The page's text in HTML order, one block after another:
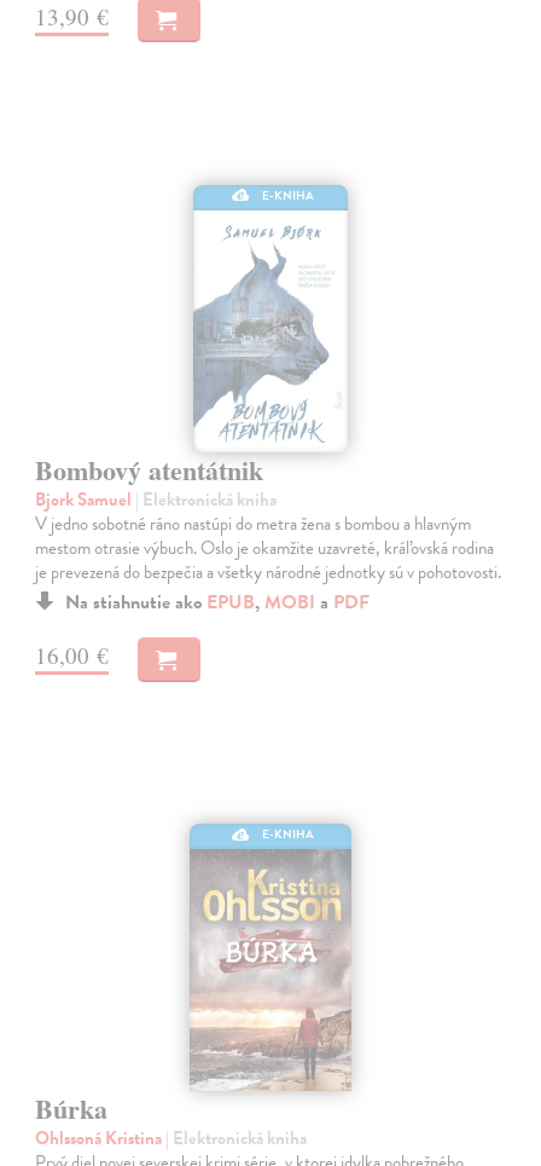
13,90 €
E-KNIHA
Bombový atentátnik
Bjork Samuel | Elektronická kniha
V jedno sobotné ráno nastúpi do metra žena s bombou a hlavným
mestom otrasie výbuch. Oslo je okamžite uzavreté, kráľovská rodina
je prevezená do bezpečia a všetky národné jednotky sú v pohotovosti.
Na stiahnutie ako EPUB, MOBI a PDF
16,00 €
E-KNIHA
Búrka
Ohlssoná Kristina| Elektronická kniha